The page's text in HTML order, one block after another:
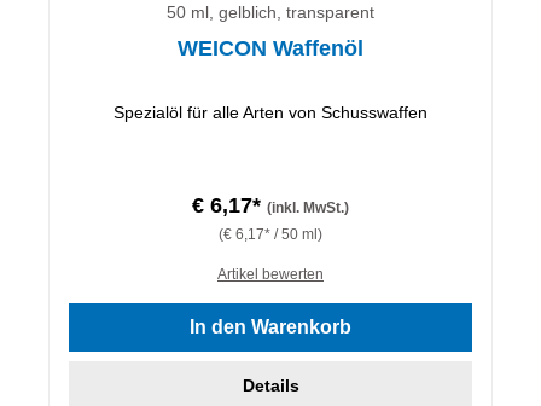
50 ml, gelblich, transparent
WEICON Waffenöl
Spezialöl für alle Arten von Schusswaffen
€ 6,17* (inkl. MwSt.)
(€ 6,17* / 50 ml)
Artikel bewerten
In den Warenkorb
Details